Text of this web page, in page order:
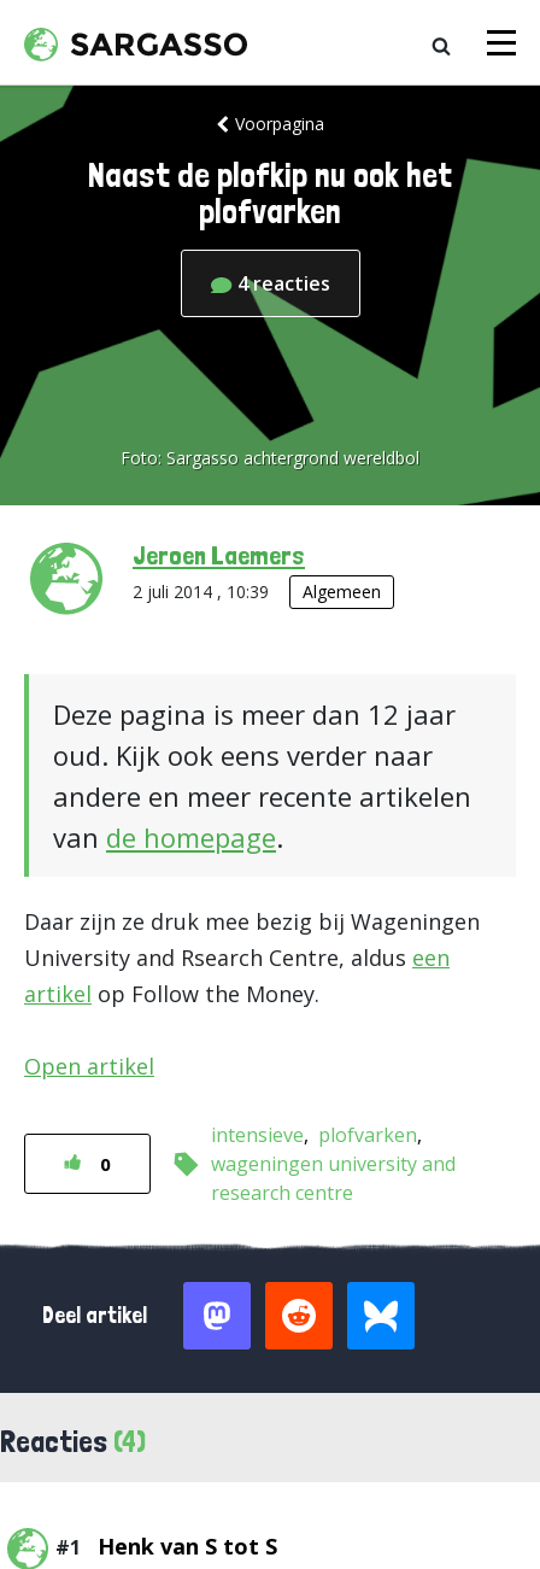
Voorpagina
Naast de plofkip nu ook het
plofvarken
4reacties
Foto: Sargasso achtergrond wereldbol
Jeroen Laemers
2 juli 2014 , 10:39 Algemeen
Deze pagina is meer dan 12 jaar
oud. Kijk ook eens verder naar
andere en meer recente artikelen
van de homepage.
Daar zijn ze druk mee bezig bij Wageningen
University and Rsearch Centre, aldus een
artikel op Follow the Money.
Open artikel
0
intensieve
plofvarken
wageningen university and
research centre
Deel artikel
Reacties (4)
#1 Henk van S tot S